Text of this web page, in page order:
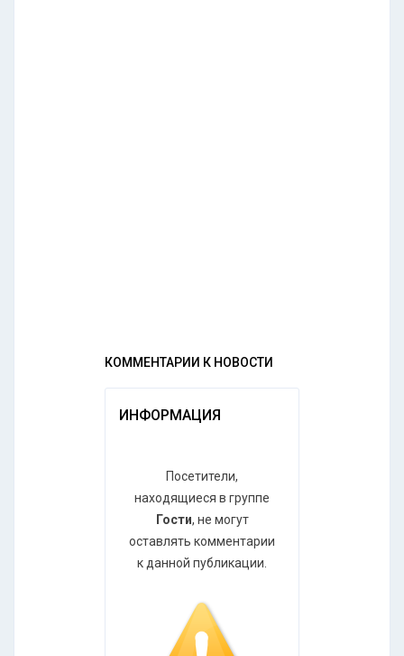
КОММЕНТАРИИ К НОВОСТИ
ИНФОРМАЦИЯ
Посетители,
находящиеся в группе
Гости, не могут
оставлять комментарии
к данной публикации.